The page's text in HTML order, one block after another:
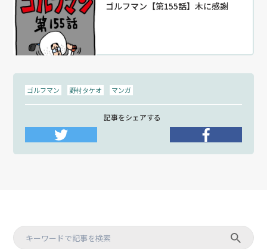
ゴルフマン【第155話】木に感謝
ゴルフマン 野村タケオ マンガ
記事をシェアする